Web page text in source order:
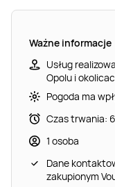
Ważne informacje
Usług
Opolu i
Pogoda ma
Czas trwania:
1 osoba
Dane
zakupionym